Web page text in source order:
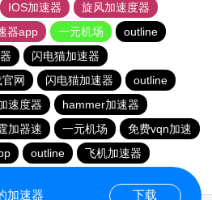
IOS加速器
旋风加速度器
器app 一元机场
outline
闪电猫加速器
网
闪电猫加速器
outline
速度器
hammer加速器
加器速 一元机场
免费vqn加速
outline
飞机加速器
加速器 下载